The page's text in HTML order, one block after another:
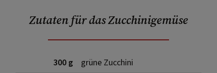
Zutaten für das Zucchinigemüse
300 g
grüne Zucchini